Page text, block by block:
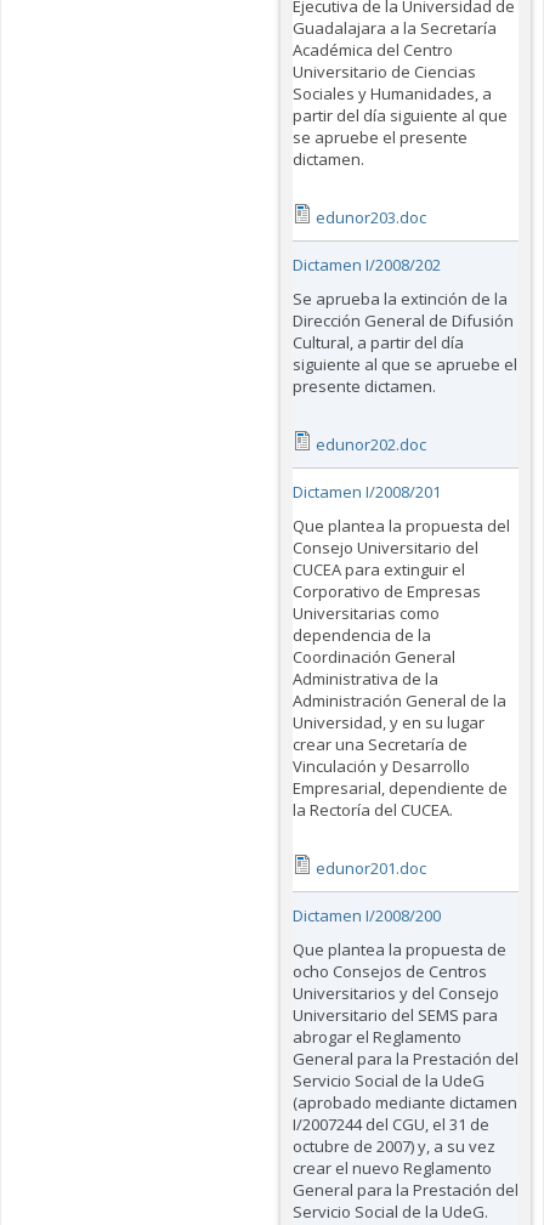
Ejecutiva de la Universidad de
Guadalajara a la Secretaría
Académica del Centro
Universitario de Ciencias
Sociales y Humanidades, a
partir del día siguiente al que
se apruebe el presente
dictamen.
edunor203.doc
Dictamen I/2008/202
Se aprueba la extinción de la
Dirección General de Difusión
Cultural, a partir del día
siguiente al que se apruebe el
presente dictamen.
edunor202.doc
Dictamen I/2008/201
Que plantea la propuesta del
Consejo Universitario del
CUCEA para extinguir el
Corporativo de Empresas
Universitarias como
dependencia de la
Coordinación General
Administrativa de la
Administración General de la
Universidad, y en su lugar
crear una Secretaría de
Vinculación y Desarrollo
Empresarial, dependiente de
la Rectoría del CUCEA.
edunor201.doc
Dictamen I/2008/200
Que plantea la propuesta de
ocho Consejos de Centros
Universitarios y del Consejo
Universitario del SEMS para
abrogar el Reglamento
General para la Prestación del
Servicio Social de la UdeG
(aprobado mediante dictamen
I/2007244 del CGU, el 31 de
octubre de 2007) y, a su vez
crear el nuevo Reglamento
General para la Prestación del
Servicio Social de la UdeG.